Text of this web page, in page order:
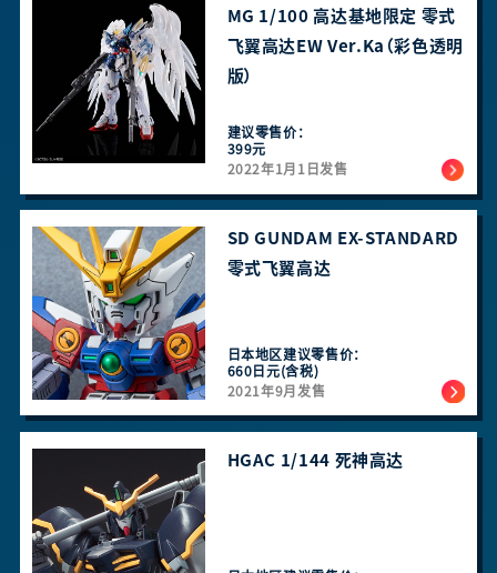
MG 1/100 高达基地限定 零式
飞翼高达EW Ver.Ka（彩色透明
版）
建议零售价：
399元
2022年1月1日发售
SD GUNDAM EX-STANDARD
零式飞翼高达
日本地区建议零售价：
660日元(含税)
2021年9月发售
HGAC 1/144 死神高达